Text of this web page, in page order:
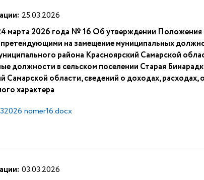
25.03.2026
марта 2026 года № 16 Об утверждении Положения
на замещение муниципальных
района Красноярский Самарской
должности в сельском поселении Старая
Самарской области, сведений о доходах, расходах,
характера
nomer16.docx
03.03.2026